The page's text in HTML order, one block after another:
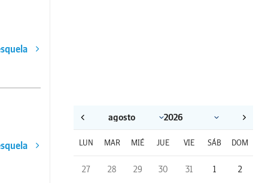
LUN MAR MIÉ JUE VIE SÁB DOM
27 28 29 30 31 1 2